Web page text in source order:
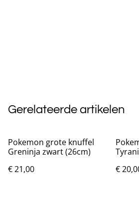
Gerelateerde artikelen
Pokemon grote knuffel
Greninja zwart (26cm)
€ 21,00
€